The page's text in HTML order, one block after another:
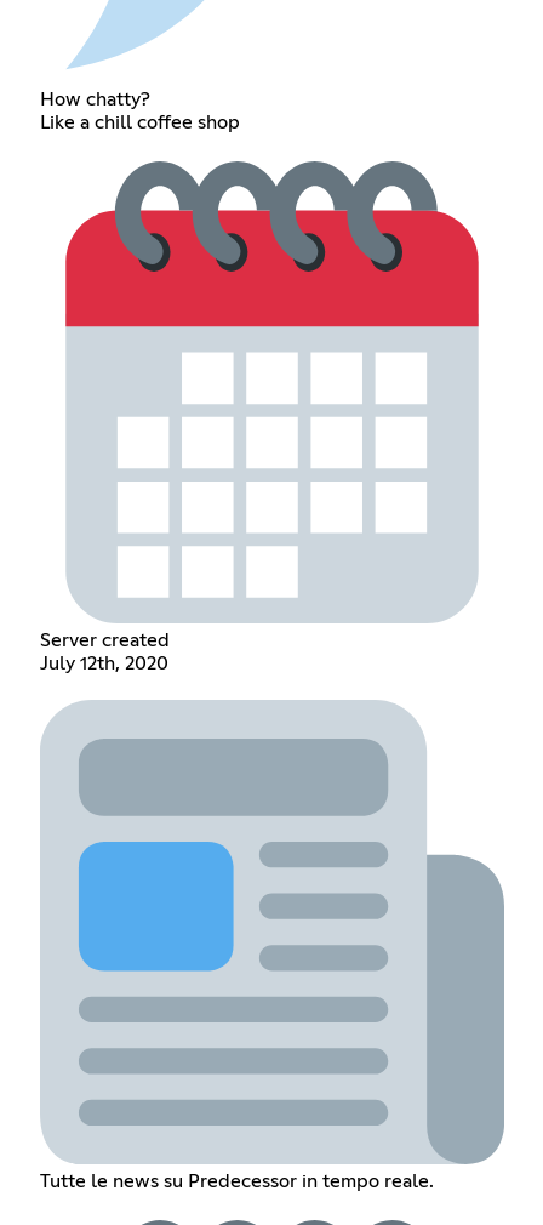
How chatty?
Like a chill coffee shop
Server created
July 12th, 2020
Tutte le news su Predecessor in tempo reale.